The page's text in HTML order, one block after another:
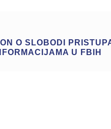
O SLOBODI
U FBIH